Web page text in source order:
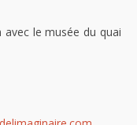
le musée du quai